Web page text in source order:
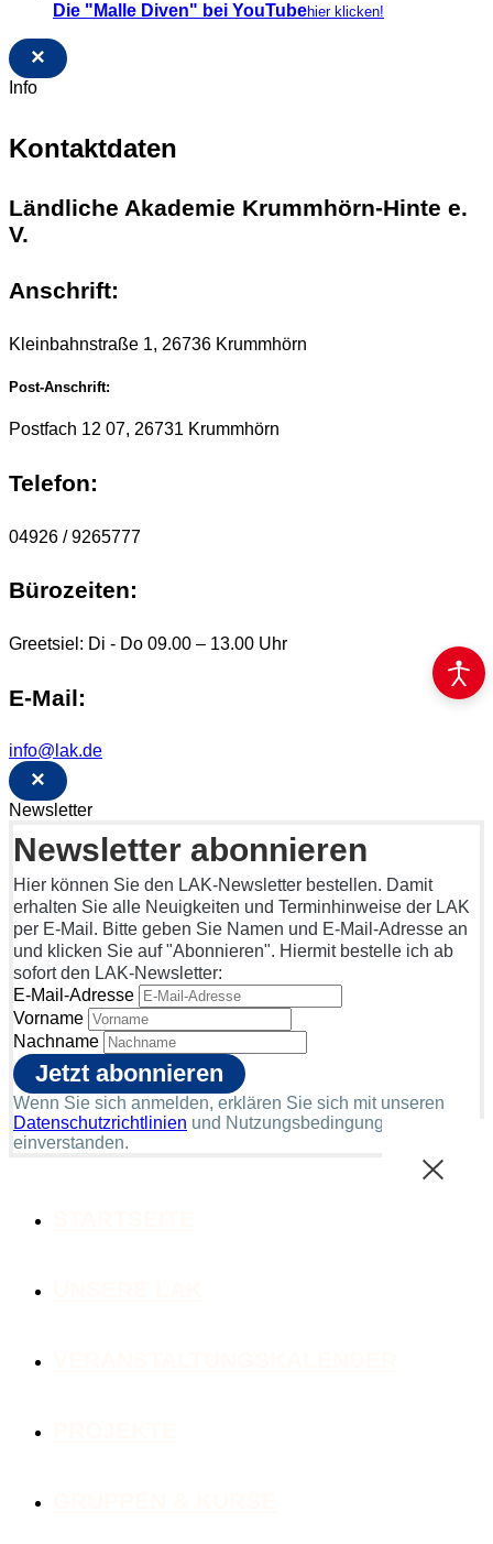
Die "Malle Diven" bei YouTubehier klicken!
×
Info
Kontaktdaten
Ländliche Akademie Krummhörn-Hinte e.
V.
Anschrift:
Kleinbahnstraße 1, 26736 Krummhörn
Post-Anschrift:
Postfach 12 07, 26731 Krummhörn
Telefon:
04926 / 9265777
Bürozeiten:
Greetsiel: Di - Do 09.00 – 13.00 Uhr
E-Mail:
info@lak.de
×
Newsletter
Newsletter abonnieren
Hier können Sie den LAK-Newsletter bestellen. Damit
erhalten Sie alle Neuigkeiten und Terminhinweise der LAK
per E-Mail. Bitte geben Sie Namen und E-Mail-Adresse an
und klicken Sie auf "Abonnieren". Hiermit bestelle ich ab
sofort den LAK-Newsletter:
E-Mail-Adresse
Vorname
Nachname
Wenn Sie sich anmelden, erklären Sie sich mit unseren
Datenschutzrichtlinien und Nutzungsbedingungen
einverstanden.